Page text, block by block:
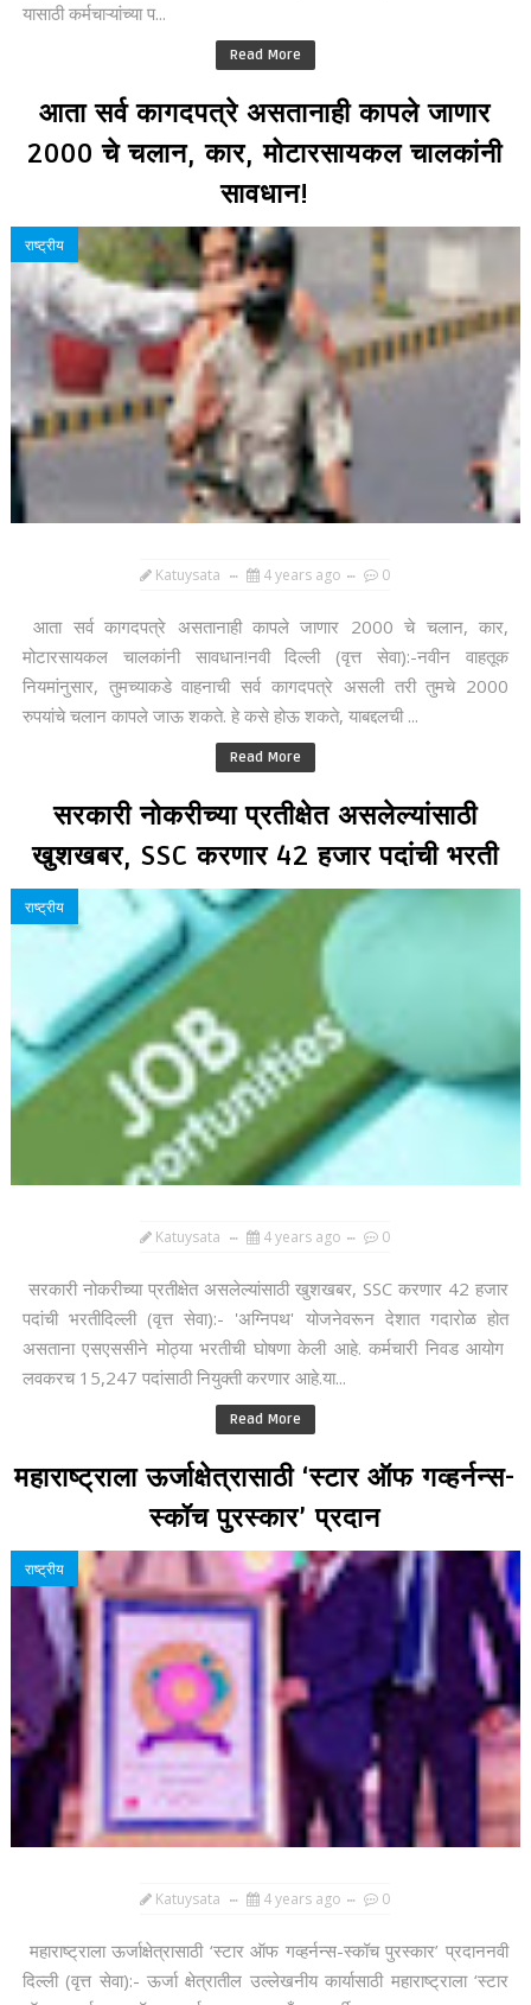
यासाठी कर्मचाऱ्यांच्या प...
Read More
आता सर्व कागदपत्रे असतानाही कापले जाणार
2000 चे चलान, कार, मोटारसायकल चालकांनी
सावधान!
राष्ट्रीय
Katuysata 4 years ago 0
आता सर्व कागदपत्रे असतानाही कापले जाणार 2000 चे चलान, कार,
मोटारसायकल चालकांनी सावधान!नवी दिल्ली (वृत्त सेवा):-नवीन वाहतूक
नियमांनुसार, तुमच्याकडे वाहनाची सर्व कागदपत्रे असली तरी तुमचे 2000
रुपयांचे चलान कापले जाऊ शकते. हे कसे होऊ शकते, याबद्दलची ...
Read More
सरकारी नोकरीच्या प्रतीक्षेत असलेल्यांसाठी
खुशखबर, SSC करणार 42 हजार पदांची भरती
राष्ट्रीय
Katuysata 4 years ago 0
सरकारी नोकरीच्या प्रतीक्षेत असलेल्यांसाठी खुशखबर, SSC करणार 42 हजार
पदांची भरतीदिल्ली (वृत्त सेवा):- 'अग्निपथ' योजनेवरून देशात गदारोळ होत
असताना एसएससीने मोठ्या भरतीची घोषणा केली आहे. कर्मचारी निवड आयोग
लवकरच 15,247 पदांसाठी नियुक्ती करणार आहे.या...
Read More
महाराष्ट्राला ऊर्जाक्षेत्रासाठी ‘स्टार ऑफ गव्हर्नन्स-
स्कॉच पुरस्कार’ प्रदान
राष्ट्रीय
Katuysata 4 years ago 0
महाराष्ट्राला ऊर्जाक्षेत्रासाठी ‘स्टार ऑफ गव्हर्नन्स-स्कॉच पुरस्कार’ प्रदाननवी
दिल्ली (वृत्त सेवा):- ऊर्जा क्षेत्रातील उल्लेखनीय कार्यासाठी महाराष्ट्राला ‘स्टार